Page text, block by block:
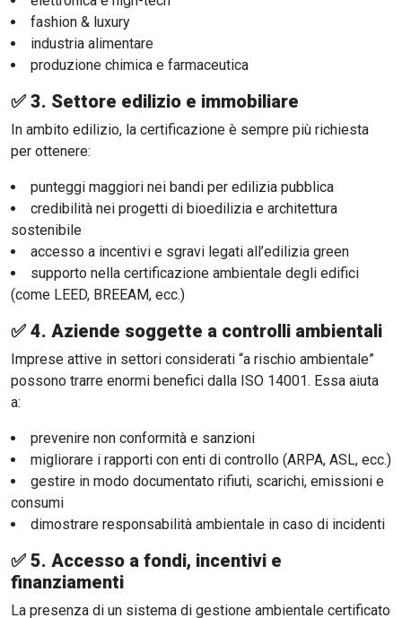
fashion & luxury
industria alimentare
produzione chimica e farmaceutica
✅ 3. Settore edilizio e immobiliare
In ambito edilizio, la certificazione è sempre più richiesta
per ottenere:
punteggi maggiori nei bandi per edilizia pubblica
credibilità nei progetti di bioedilizia e architettura
sostenibile
accesso a incentivi e sgravi legati all’edilizia green
supporto nella certificazione ambientale degli edifici
(come LEED, BREEAM, ecc.)
✅ 4. Aziende soggette a controlli ambientali
Imprese attive in settori considerati “a rischio ambientale”
possono trarre enormi benefici dalla ISO 14001. Essa aiuta
a:
prevenire non conformità e sanzioni
migliorare i rapporti con enti di controllo (ARPA, ASL, ecc.)
gestire in modo documentato rifiuti, scarichi, emissioni e
consumi
dimostrare responsabilità ambientale in caso di incidenti
✅ 5. Accesso a fondi, incentivi e
finanziamenti
La presenza di un sistema di gestione ambientale certificato